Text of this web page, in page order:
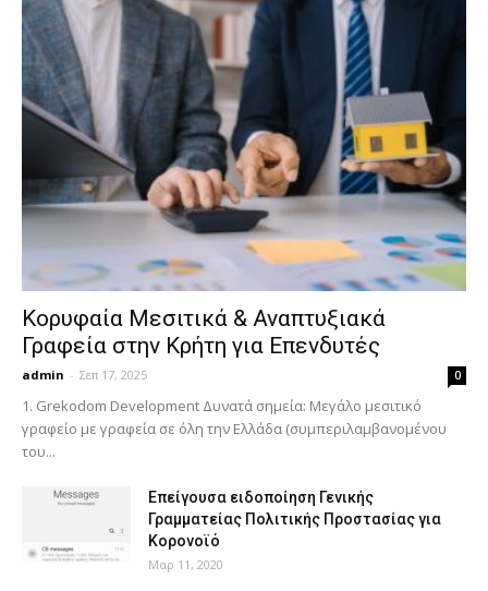
Κορυφαία Μεσιτικά & Αναπτυξιακά
Γραφεία στην Κρήτη για Επενδυτές
admin - Σεπ 17, 2025 0
1. Grekodom Development Δυνατά σημεία: Μεγάλο μεσιτικό
γραφείο με γραφεία σε όλη την Ελλάδα (συμπεριλαμβανομένου
του...
Επείγουσα ειδοποίηση Γενικής
Γραμματείας Πολιτικής Προστασίας για
Κορονοϊό
Μαρ 11, 2020